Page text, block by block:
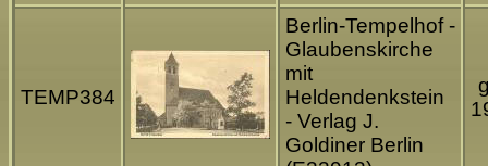
TEMP384
Berlin-Tempelhof -
Glaubenskirche
mit
Heldendenkstein
- Verlag J.
Goldiner Berlin